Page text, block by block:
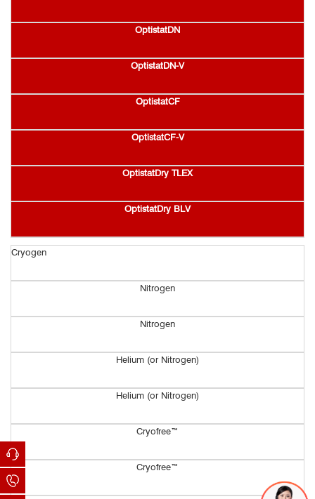
OptistatDN
OptistatDN-V
OptistatCF
OptistatCF-V
OptistatDry TLEX
OptistatDry BLV
Cryogen
Nitrogen
Nitrogen
Helium (or Nitrogen)
Helium (or Nitrogen)
Cryofree™
Cryofree™